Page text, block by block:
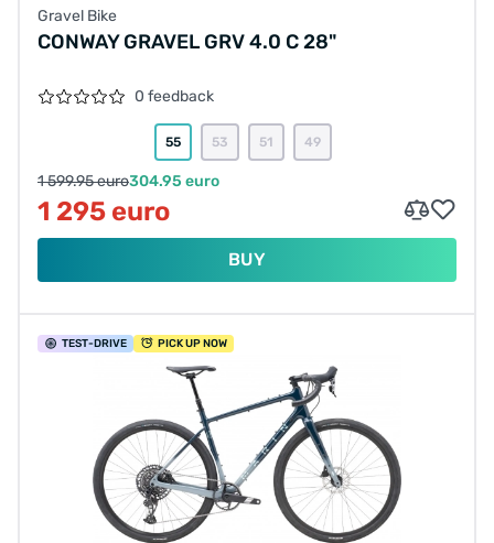
Gravel Bike
CONWAY GRAVEL GRV 4.0 C 28"
0 feedback
55 53 51 49
1 599.95 euro304.95 euro
1 295 euro
BUY
TEST-DRIVE PICK UP NOW